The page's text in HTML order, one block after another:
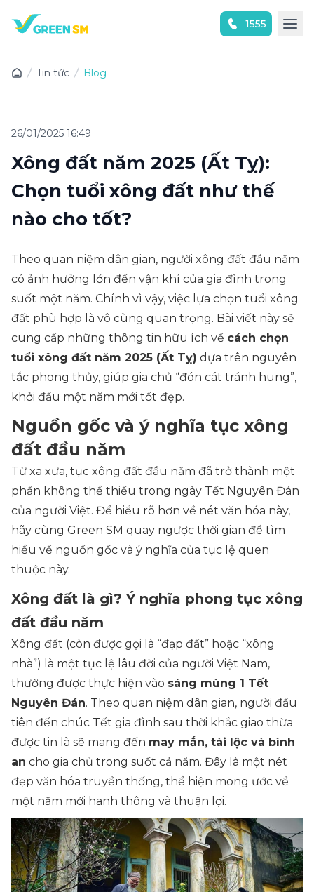
1555
Tin tức Blog
26/01/2025 16:49
Xông đất năm 2025 (Ất Tỵ):
Chọn tuổi xông đất như thế
nào cho tốt?
Theo quan niệm dân gian, người xông đất đầu năm
có ảnh hưởng lớn đến vận khí của gia đình trong
suốt một năm. Chính vì vậy, việc lựa chọn tuổi xông
đất phù hợp là vô cùng quan trọng. Bài viết này sẽ
cung cấp những thông tin hữu ích về cách chọn
tuổi xông đất năm 2025 (Ất Tỵ) dựa trên nguyên
tắc phong thủy, giúp gia chủ “đón cát tránh hung”,
khởi đầu một năm mới tốt đẹp.
Nguồn gốc và ý nghĩa tục xông
đất đầu năm
Từ xa xưa, tục xông đất đầu năm đã trở thành một
phần không thể thiếu trong ngày Tết Nguyên Đán
của người Việt. Để hiểu rõ hơn về nét văn hóa này,
hãy cùng Green SM quay ngược thời gian để tìm
hiểu về nguồn gốc và ý nghĩa của tục lệ quen
thuộc này.
Xông đất là gì? Ý nghĩa phong tục xông
đất đầu năm
Xông đất (còn được gọi là “đạp đất” hoặc “xông
nhà”) là một tục lệ lâu đời của người Việt Nam,
thường được thực hiện vào sáng mùng 1 Tết
Nguyên Đán. Theo quan niệm dân gian, người đầu
tiên đến chúc Tết gia đình sau thời khắc giao thừa
được tin là sẽ mang đến may mắn, tài lộc và bình
an cho gia chủ trong suốt cả năm. Đây là một nét
đẹp văn hóa truyền thống, thể hiện mong ước về
một năm mới hanh thông và thuận lợi.